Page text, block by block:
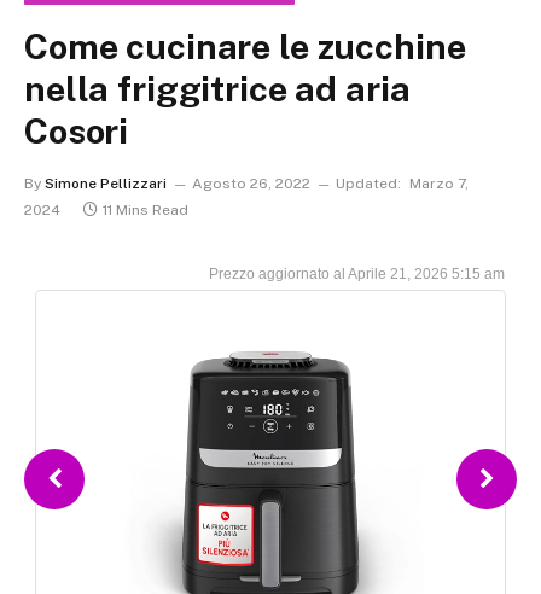
Come cucinare le zucchine
nella friggitrice ad aria
Cosori
By Simone Pellizzari Agosto 26, 2022 Updated:
Marzo 7,
2024
11 Mins Read
Aprile 21, 2026 5:15 am